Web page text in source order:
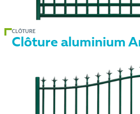
CLÔTURE
Clôture aluminium